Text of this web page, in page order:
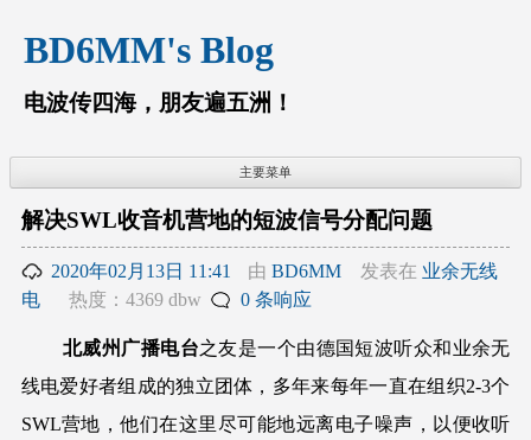
BD6MM's Blog
电波传四海，朋友遍五洲！
主要菜单
解决SWL收音机营地的短波信号分配问题
2020年02月13日 11:41 由BD6MM 发表在 业余无线
电
热度：4369 dbw 0 条响应
北威州广播电台之友是一个由德国短波听众和业余无
线电爱好者组成的独立团体，多年来每年一直在组织2-3个
SWL营地，他们在这里尽可能地远离电子噪声，以便收听